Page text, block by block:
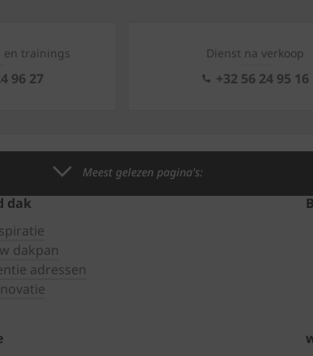
en trainings
96 27
Dienst na verkoop
+32 56 24 95 16
Meest gelezen pagina's:
dak
dakpan
adressen